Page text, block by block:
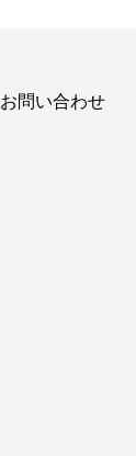
お問い合わせ